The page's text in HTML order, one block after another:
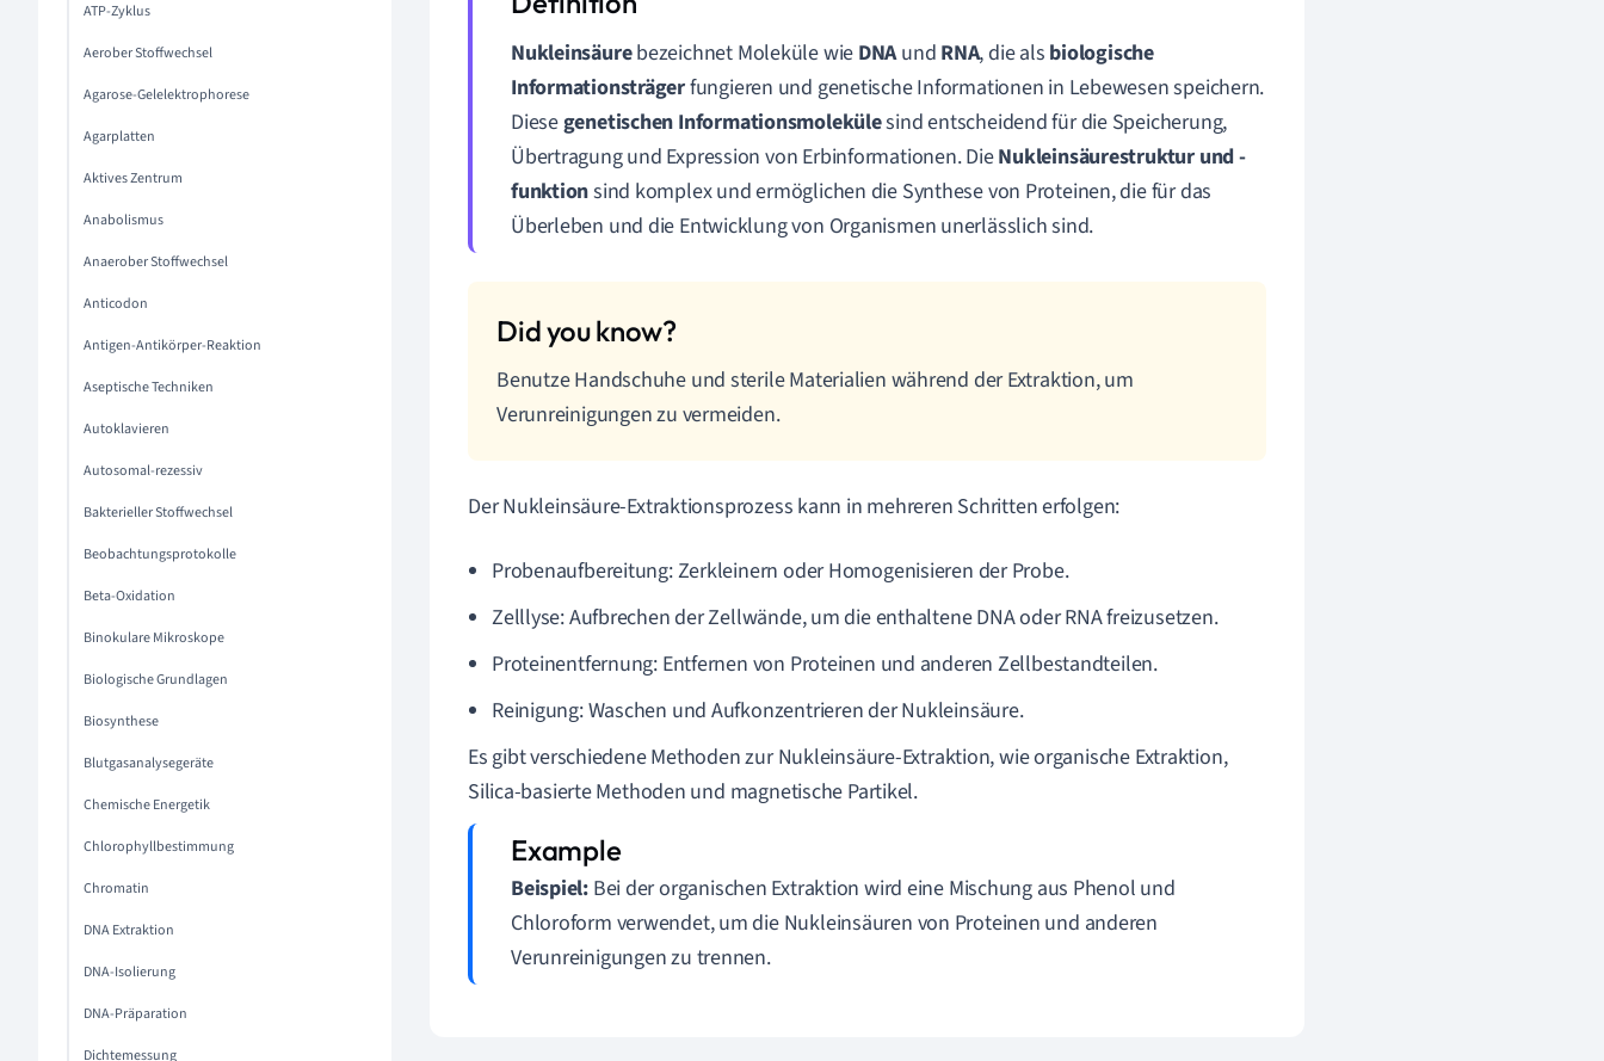
ATP-Zyklus
Aerober Stoffwechsel
Agarose-Gelelektrophorese
Agarplatten
Aktives Zentrum
Anabolismus
Anaerober Stoffwechsel
Anticodon
Antigen-Antikörper-Reaktion
Aseptische Techniken
Autoklavieren
Autosomal-rezessiv
Bakterieller Stoffwechsel
Beobachtungsprotokolle
Beta-Oxidation
Binokulare Mikroskope
Biologische Grundlagen
Biosynthese
Blutgasanalysegeräte
Chemische Energetik
Chlorophyllbestimmung
Chromatin
DNA Extraktion
DNA-Isolierung
DNA-Präparation
Dichtemessung
Nukleinsäurebezeichnet Moleküle wie DNAund RNA, die als biologische
Informationsträgerfungieren und genetische Informationen in Lebewesen speichern.
Diesegenetischen Informationsmolekülesind entscheidend für die Speicherung,
Übertragung und Expression von Erbinformationen. DieNukleinsäurestruktur und -
funktionsind komplex und ermöglichen die Synthese von Proteinen, die für das
Überleben und die Entwicklung von Organismen unerlässlich sind.
Benutze Handschuhe und sterile Materialien während der Extraktion, um
Verunreinigungen zu vermeiden.
Der Nukleinsäure-Extraktionsprozess kann in mehreren Schritten erfolgen:
Probenaufbereitung: Zerkleinern oder Homogenisieren der Probe.
Zelllyse: Aufbrechen der Zellwände, um die enthaltene DNA oder RNA freizusetzen.
Proteinentfernung: Entfernen von Proteinen und anderen Zellbestandteilen.
Reinigung: Waschen und Aufkonzentrieren der Nukleinsäure.
Es gibt verschiedene Methoden zur Nukleinsäure-Extraktion, wie organische Extraktion,
Silica-basierte Methoden und magnetische Partikel.
Beispiel: Bei der organischen Extraktion wird eine Mischung aus Phenol und
Chloroform verwendet, um die Nukleinsäuren von Proteinen und anderen
Verunreinigungen zu trennen.